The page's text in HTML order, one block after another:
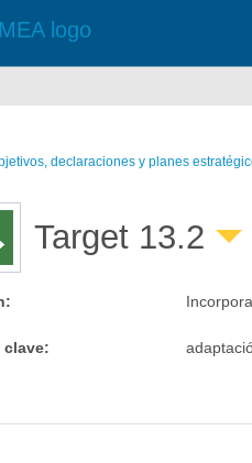
declaraciones y planes
Target 13.2
:
clave: